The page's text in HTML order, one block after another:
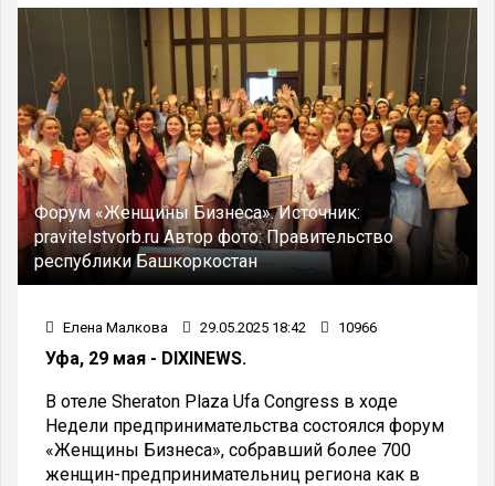
Форум «Женщины Бизнеса».Источник:
pravitelstvorb.ruАвтор фото:Правительство
республики Башкоркостан
Елена Малкова 29.05.2025 18:42 10966
Уфа, 29 мая - DIXINEWS.
В отеле Sheraton Plaza Ufa Congress в ходе
Недели предпринимательства состоялся форум
«Женщины Бизнеса», собравший более 700
женщин-предпринимательниц региона как в